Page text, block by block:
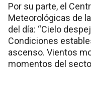
Por su parte, el
Meteorológicas de
del día: “Cielo
Condiciones
ascenso. Vientos
momentos del